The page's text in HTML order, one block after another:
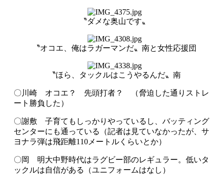
〝ダメな奥山です〟
〝オコエ、俺はラガーマンだ〟南と女性応援団
〝ほら、タックルはこうやるんだ〟南
〇川崎 オコエ？ 先頭打者？ （脅迫した通りストレ
ート勝負した）
〇謝敷 子育てもしっかりやっているし、バッティング
センターにも通っている（記者は見ていなかったが、サ
ヨナラ弾は飛距離110メートルくらいとか）
〇岡 明大中野時代はラグビー部のレギュラー。低いタ
ックルは自信がある（ユニフォームはなし）